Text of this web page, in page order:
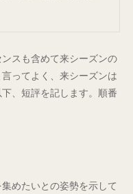
スも含めて来シーズンの
ってよく、来シーズンは
、短評を記します。順番
めたいとの姿勢を示して